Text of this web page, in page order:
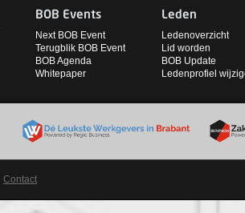
BOB Events
Next BOB Event
Terugblik BOB Event
BOB Agenda
Whitepaper
Leden
Ledenoverzicht
Lid worden
BOB Update
Ledenprofiel
Contact